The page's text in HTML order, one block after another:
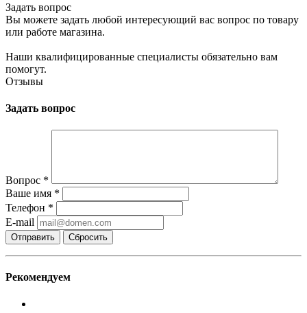
Задать вопрос
Вы можете задать любой интересующий вас вопрос по товару
или работе магазина.
Наши квалифицированные специалисты обязательно вам
помогут.
Отзывы
Задать вопрос
Вопрос *
Ваше имя *
Телефон *
E-mail
Сбросить
Рекомендуем